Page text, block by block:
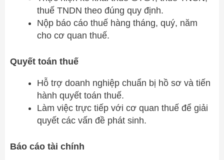
thuế TNDN theo đúng quy định.
Nộp báo cáo thuế hàng tháng, quý, năm
cho cơ quan thuế.
Quyết toán thuế
Hỗ trợ doanh nghiệp chuẩn bị hồ sơ và tiến
hành quyết toán thuế.
Làm việc trực tiếp với cơ quan thuế để giải
quyết các vấn đề phát sinh.
Báo cáo tài chính